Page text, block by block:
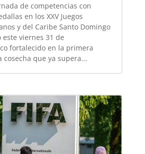
de competencias con
en los XXV Juegos
y del Caribe Santo Domingo
este viernes 31 de
fortalecido en la primera
cosecha que ya supera...